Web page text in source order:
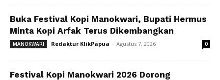
Buka Festival Kopi Manokwari, Bupati Hermus
Minta Kopi Arfak Terus Dikembangkan
MANOKWARI Redaktur KlikPapua - Agustus 7, 2026 0
Festival Kopi Manokwari 2026 Dorong